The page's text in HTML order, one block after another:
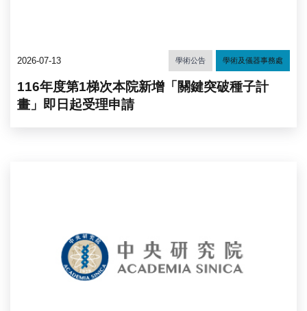
2026-07-13 學術公告 學術及儀器事務處
116年度第1梯次本院新增「關鍵突破種子計
畫」即日起受理申請